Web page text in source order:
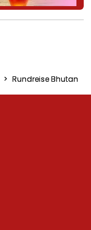
Rundreise Bhutan